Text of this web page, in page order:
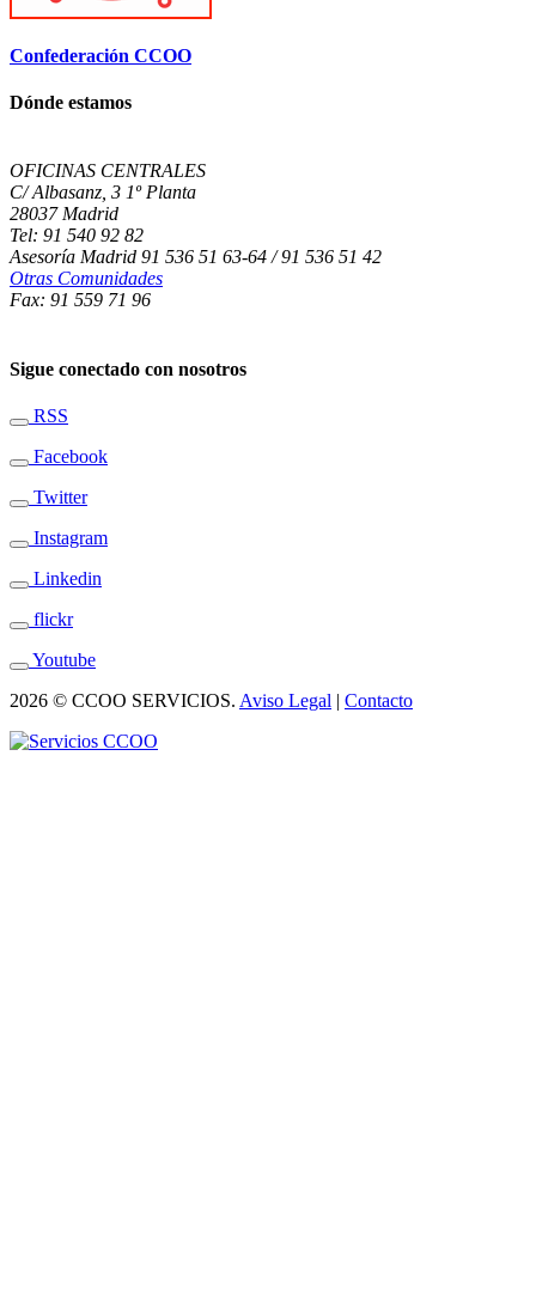
Confederación CCOO
Dónde estamos
OFICINAS CENTRALES
C/ Albasanz, 3 1º Planta
28037 Madrid
Tel: 91 540 92 82
Asesoría Madrid 91 536 51 63-64 / 91 536 51 42
Otras Comunidades
Fax: 91 559 71 96
Sigue conectado con nosotros
RSS
Facebook
Twitter
Instagram
Linkedin
flickr
Youtube
2026 © CCOO SERVICIOS. Aviso Legal | Contacto